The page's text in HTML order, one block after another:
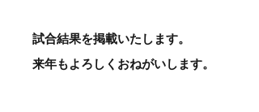
試合結果を掲載いたします。
​来年もよろしくおねがいします。